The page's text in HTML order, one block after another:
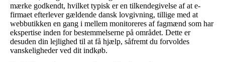
mærke godkendt, hvilket typisk er en tilkendegivelse af at e-
firmaet efterlever gældende dansk lovgivning, tillige med at
webbutikken en gang i mellem monitoreres af fagmænd som har
ekspertise inden for bestemmelserne på området. Dette er
desuden din lejlighed til at få hjælp, såfremt du forvoldes
vanskeligheder ved dit indkøb.